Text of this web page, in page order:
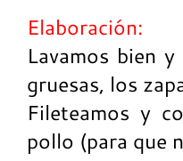
Elaboración:
Lavamos bien
gruesas, los
Fileteamos y
pollo (para que